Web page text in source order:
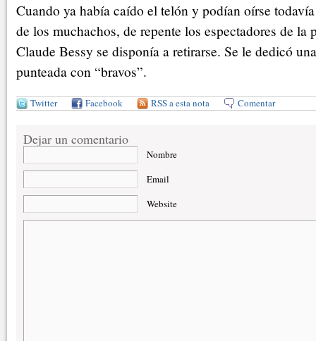
Cuando ya había caído el telón y podían oírse
de los muchachos, de repente los espectadores de la
Claude Bessy se disponía a retirarse. Se le dedicó
punteada con “bravos”.
Twitter Facebook RSS a esta nota Comentar
Dejar un comentario
Nombre
Email
Website